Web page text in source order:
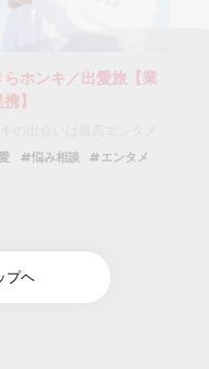
らホンキ／出愛旅【業
】
#悩み相談 #エンタメ
プヘ